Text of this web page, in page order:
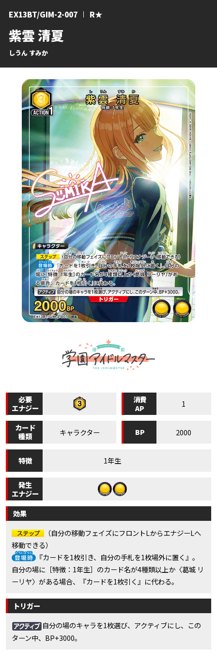
紫雲 清夏
しうん すみか
EX13BT/GIM-2-007 R★
必要
エナジー
消費
AP
1
カード
種類
キャラクター BP 2000
特徴 1年生
発生
エナジー
効果
（自分の移動フェイズにフロントLからエナジーLへ
移動できる）
『カードを1枚引き、自分の手札を1枚場外に置く』。
自分の場に［特徴：1年生］のカード名が4種類以上か〈葛城 リ
ーリヤ〉がある場合、『カードを1枚引く』に代わる。
トリガー
自分の場のキャラを1枚選び、アクティブにし、この
ターン中、BP+3000。